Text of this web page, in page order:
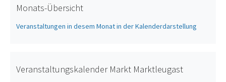
Monats-Übersicht
Veranstaltungen in desem Monat in der Kalenderdarstellung
Veranstaltungskalender Markt Marktleugast